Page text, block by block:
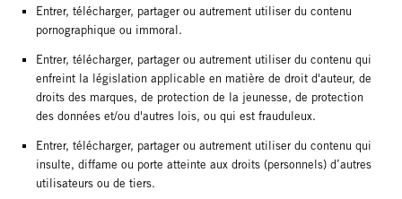
Entrer, télécharger, partager ou autrement utiliser du contenu
pornographique ou immoral.
Entrer, télécharger, partager ou autrement utiliser du contenu qui
enfreint la législation applicable en matière de droit d'auteur, de
droits des marques, de protection de la jeunesse, de protection
des données et/ou d'autres lois, ou qui est frauduleux.
Entrer, télécharger, partager ou autrement utiliser du contenu qui
insulte, diffame ou porte atteinte aux droits (personnels) d’autres
utilisateurs ou de tiers.